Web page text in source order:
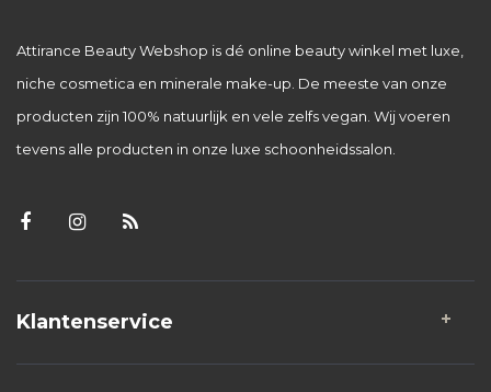
Attirance Beauty Webshop is dé online beauty winkel met luxe,
niche cosmetica en minerale make-up. De meeste van onze
producten zijn 100% natuurlijk en vele zelfs vegan. Wij voeren
tevens alle producten in onze luxe schoonheidssalon.
Klantenservice